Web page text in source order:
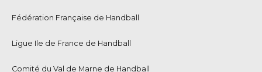
Fédération Française de Handball
Ligue Ile de France de Handball
Comité du Val de Marne de Handball